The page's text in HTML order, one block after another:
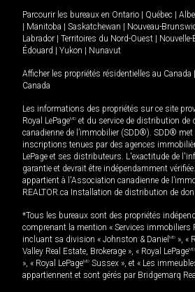
Parcourir les bureaux en Ontario Québec
Manitoba Saskatchewan Nouveau-
Labrador
Territoires du Nord-Ouest
Édouard
Yukon Nunavut
Afficher les propriétés résidentielles au Canada
Canada
Les informations des propriétés sur ce site
Royal LePageMD et du service de distribution de
canadienne de l’immobilier (SDD®). SDD® met
inscriptions tenues par des agences
LePage et ses distributeurs. L'exactitude de
garantie et devrait être indépendamment
appartient à l'Association canadienne de
REALTOR.ca Installation de distribution de
*Tous les bureaux sont des propriétés
comprenant la mention « Services immobiliers
incluant sa division « Johnston & Daniel MD », «
Valley Real Estate, Brokerage », « Royal LePageMD
», « Royal LePageMD Sussex », et « Les
appartiennent et sont gérés par Bridgemarq